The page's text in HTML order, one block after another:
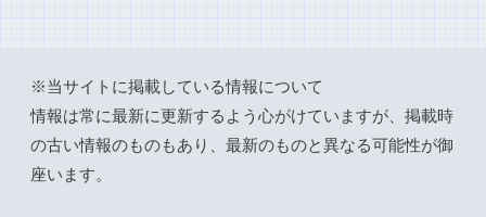
※当サイトに掲載している情報について
情報は常に最新に更新するよう心がけていますが、掲載時
の古い情報のものもあり、最新のものと異なる可能性が御
座います。